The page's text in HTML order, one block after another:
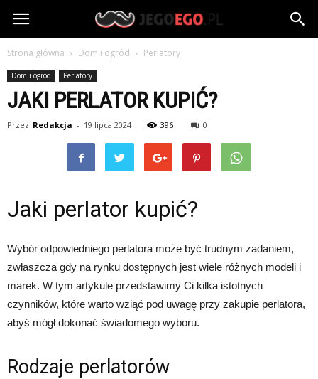
jegoego.pl
Strona główna Dom i ogród Perlatory
Dom i ogród Perlatory
JAKI PERLATOR KUPIĆ?
Przez Redakcja - 19 lipca 2024 396 0
Jaki perlator kupić?
Wybór odpowiedniego perlatora może być trudnym zadaniem,
zwłaszcza gdy na rynku dostępnych jest wiele różnych modeli i
marek. W tym artykule przedstawimy Ci kilka istotnych
czynników, które warto wziąć pod uwagę przy zakupie perlatora,
abyś mógł dokonać świadomego wyboru.
Rodzaje perlatorów